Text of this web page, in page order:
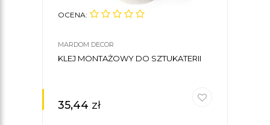
OCENA:
MARDOM DECOR
KLEJ MONTAŻOWY DO SZTUKATERII
35,44 zł